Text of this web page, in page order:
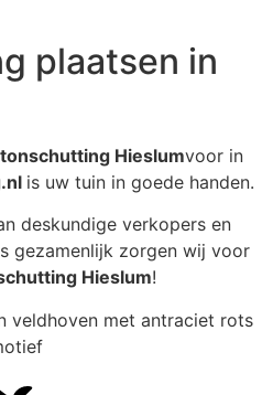
plaatsen in
Hieslumvoor in
is uw tuin in goede handen.
deskundige verkopers en
gezamenlijk zorgen wij voor
Hieslum!